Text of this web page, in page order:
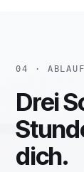
04 · ABLAUF
Drei
dich.